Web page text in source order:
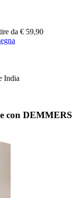
da € 59,90
India
con DEMMERS